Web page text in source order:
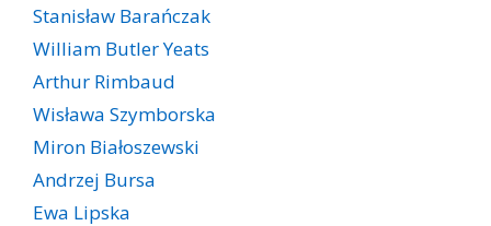
Stanisław Barańczak
William Butler Yeats
Arthur Rimbaud
Wisława Szymborska
Miron Białoszewski
Andrzej Bursa
Ewa Lipska